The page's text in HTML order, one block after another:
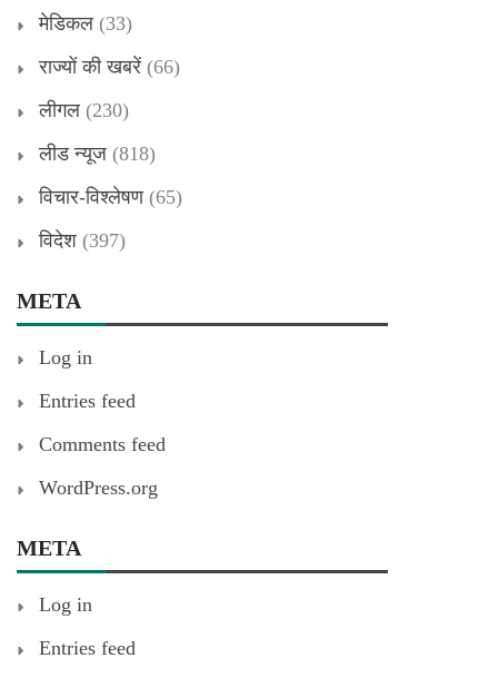
मेडिकल (33)
राज्यों की खबरें (66)
लीगल (230)
लीड न्यूज (818)
विचार-विश्लेषण(65)
विदेश (397)
META
Log in
Entries feed
Comments feed
WordPress.org
META
Log in
Entries feed